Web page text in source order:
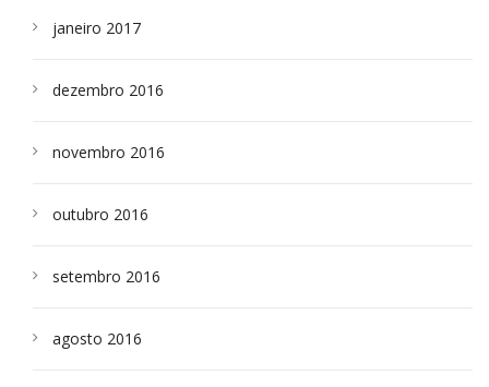
janeiro 2017
dezembro 2016
novembro 2016
outubro 2016
setembro 2016
agosto 2016